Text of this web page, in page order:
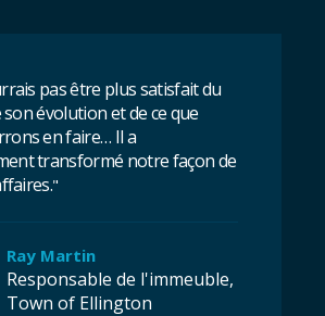
pas être plus satisfait du
son évolution et de ce que
en faire… Il a
transformé notre façon de
"
Ray Martin
Responsable de l'immeuble,
Town of Ellington